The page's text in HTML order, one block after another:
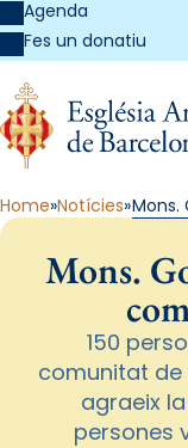
Agenda
Fes un donatiu
Home Notícies Mons.
Mons.
150
comunitat de
agraeix
persones